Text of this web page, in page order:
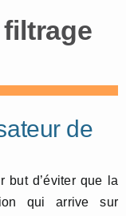
de
but d’éviter que la
qui arrive sur